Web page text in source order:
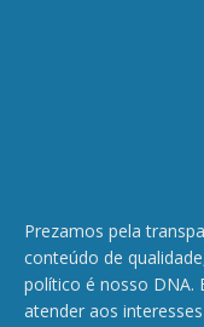
Prezamos pela
conteúdo de
político é nosso DNA.
atender aos